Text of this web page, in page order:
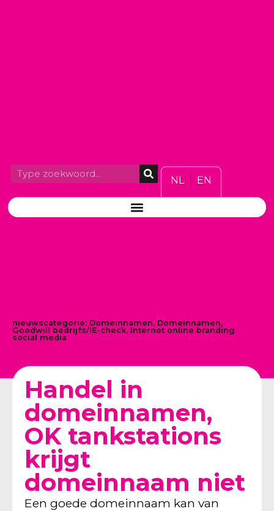
NL EN
nieuwscategorie: Domeinnamen, Domeinnamen,
Goodwill bedrijfs/IE-check, Internet online branding
social media
Handel in
domeinnamen,
OK tankstations
krijgt
domeinnaam niet
Een goede domeinnaam kan van